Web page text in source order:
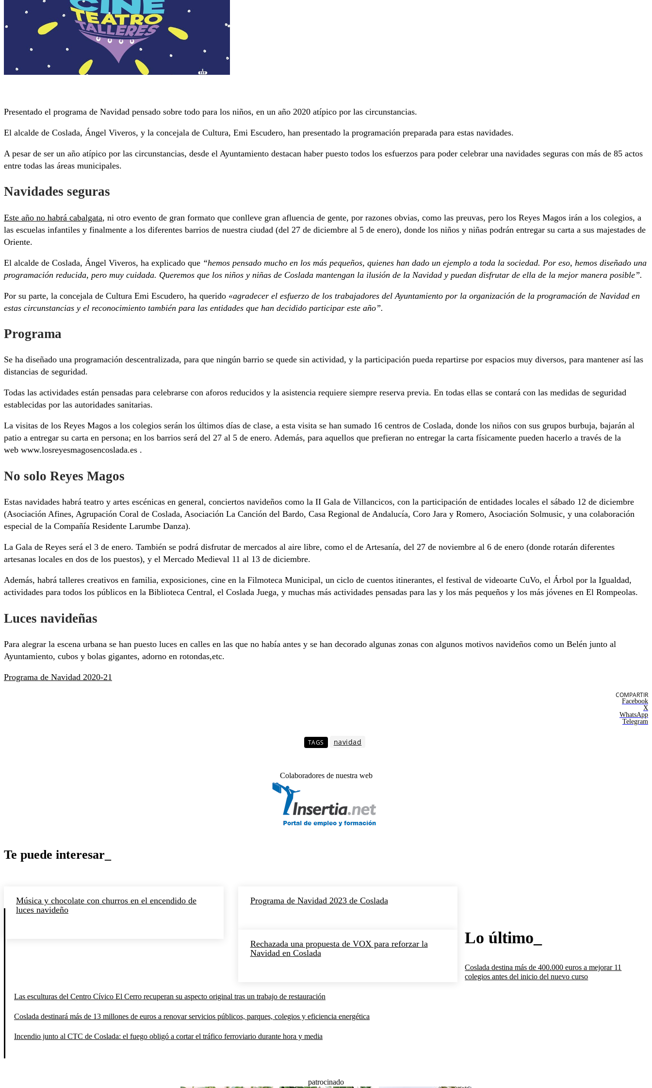
Presentado el programa de Navidad pensado sobre todo para los niños, en un año 2020 atípico por las circunstancias.
El alcalde de Coslada, Ángel Viveros, y la concejala de Cultura, Emi Escudero, han presentado la programación preparada para estas navidades.
A pesar de ser un año atípico por las circunstancias, desde el Ayuntamiento destacan haber puesto todos los esfuerzos para poder celebrar una navidades seguras con más de 85 actos
entre todas las áreas municipales.
Navidades seguras
Este año no habrá cabalgata, ni otro evento de gran formato que conlleve gran afluencia de gente, por razones obvias, como las preuvas, pero los Reyes Magos irán a los colegios, a
las escuelas infantiles y finalmente a los diferentes barrios de nuestra ciudad (del 27 de diciembre al 5 de enero), donde los niños y niñas podrán entregar su carta a sus majestades de
Oriente.
El alcalde de Coslada, Ángel Viveros, ha explicado que “hemos pensado mucho en los más pequeños, quienes han dado un ejemplo a toda la sociedad. Por eso, hemos diseñado una
programación reducida, pero muy cuidada. Queremos que los niños y niñas de Coslada mantengan la ilusión de la Navidad y puedan disfrutar de ella de la mejor manera posible”.
Por su parte, la concejala de Cultura Emi Escudero, ha querido «agradecer el esfuerzo de los trabajadores del Ayuntamiento por la organización de la programación de Navidad en
estas circunstancias y el reconocimiento también para las entidades que han decidido participar este año”.
Programa
Se ha diseñado una programación descentralizada, para que ningún barrio se quede sin actividad, y la participación pueda repartirse por espacios muy diversos, para mantener así las
distancias de seguridad.
Todas las actividades están pensadas para celebrarse con aforos reducidos y la asistencia requiere siempre reserva previa. En todas ellas se contará con las medidas de seguridad
establecidas por las autoridades sanitarias.
La visitas de los Reyes Magos a los colegios serán los últimos días de clase, a esta visita se han sumado 16 centros de Coslada, donde los niños con sus grupos burbuja, bajarán al
patio a entregar su carta en persona; en los barrios será del 27 al 5 de enero. Además, para aquellos que prefieran no entregar la carta físicamente pueden hacerlo a través de la
web www.losreyesmagosencoslada.es .
No solo Reyes Magos
Estas navidades habrá teatro y artes escénicas en general, conciertos navideños como la II Gala de Villancicos, con la participación de entidades locales el sábado 12 de diciembre
(Asociación Afines, Agrupación Coral de Coslada, Asociación La Canción del Bardo, Casa Regional de Andalucía, Coro Jara y Romero, Asociación Solmusic, y una colaboración
especial de la Compañía Residente Larumbe Danza).
La Gala de Reyes será el 3 de enero. También se podrá disfrutar de mercados al aire libre, como el de Artesanía, del 27 de noviembre al 6 de enero (donde rotarán diferentes
artesanas locales en dos de los puestos), y el Mercado Medieval 11 al 13 de diciembre.
Además, habrá talleres creativos en familia, exposiciones, cine en la Filmoteca Municipal, un ciclo de cuentos itinerantes, el festival de videoarte CuVo, el Árbol por la Igualdad,
actividades para todos los públicos en la Biblioteca Central, el Coslada Juega, y muchas más actividades pensadas para las y los más pequeños y los más jóvenes en El Rompeolas.
Luces navideñas
Para alegrar la escena urbana se han puesto luces en calles en las que no había antes y se han decorado algunas zonas con algunos motivos navideños como un Belén junto al
Ayuntamiento, cubos y bolas gigantes, adorno en rotondas,etc.
Programa de Navidad 2020-21
COMPARTIR
Facebook
X
WhatsApp
Telegram
TAGS navidad
Colaboradores de nuestra web
Te puede interesar_
Música y chocolate con churros en el encendido de
luces navideño
Programa de Navidad 2023 de Coslada
Rechazada una propuesta de VOX para reforzar la
Navidad en Coslada
Lo último_
Coslada destina más de 400.000 euros a mejorar 11
colegios antes del inicio del nuevo curso
Las esculturas del Centro Cívico El Cerro recuperan su aspecto original tras un trabajo de restauración
Coslada destinará más de 13 millones de euros a renovar servicios públicos, parques, colegios y eficiencia energética
Incendio junto al CTC de Coslada: el fuego obligó a cortar el tráfico ferroviario durante hora y media
patrocinado